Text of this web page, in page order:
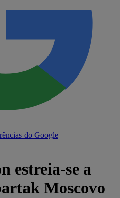
do Google
estreia-se a
Moscovo